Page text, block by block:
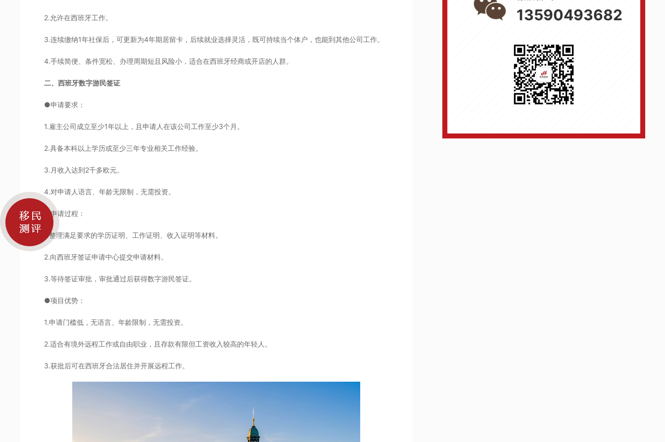
2.允许在西班牙工作。
3.连续缴纳1年社保后，可更新为4年期居留卡，后续就业选择灵活，既可持续当个体户，也能到其他公司工作。
4.手续简便、条件宽松、办理周期短且风险小，适合在西班牙经商或开店的人群。
二、西班牙数字游民签证
●申请要求：
1.雇主公司成立至少1年以上，且申请人在该公司工作至少3个月。
2.具备本科以上学历或至少三年专业相关工作经验。
3.月收入达到2千多欧元。
4.对申请人语言、年龄无限制，无需投资。
●申请过程：
1.整理满足要求的学历证明、工作证明、收入证明等材料。
2.向西班牙签证申请中心提交申请材料。
3.等待签证审批，审批通过后获得数字游民签证。
●项目优势：
1.申请门槛低，无语言、年龄限制，无需投资。
2.适合有境外远程工作或自由职业，且存款有限但工资收入较高的年轻人。
3.获批后可在西班牙合法居住并开展远程工作。
13590493682